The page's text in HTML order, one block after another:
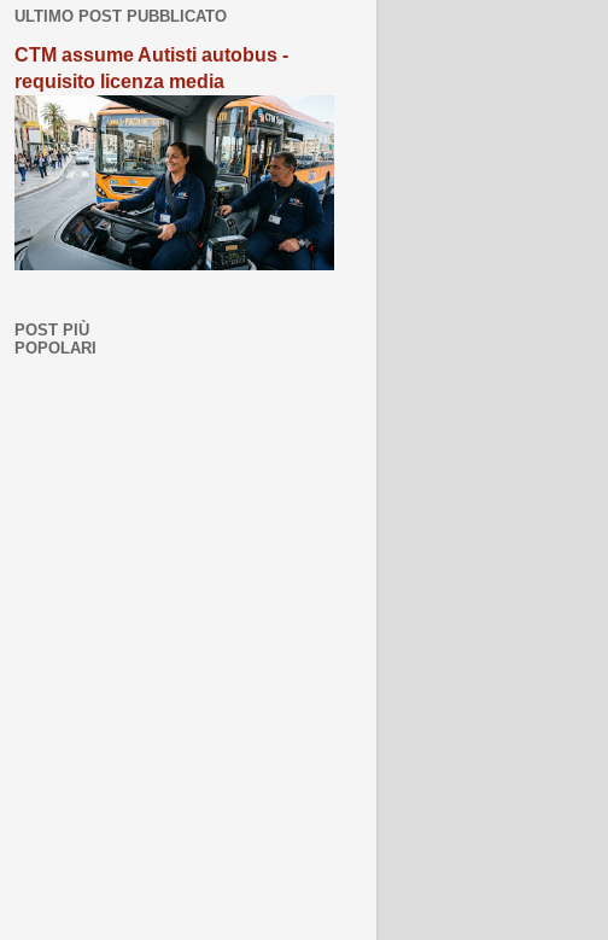
ULTIMO POST PUBBLICATO
CTM assume Autisti autobus -
requisito licenza media
POST PIÙ
POPOLARI